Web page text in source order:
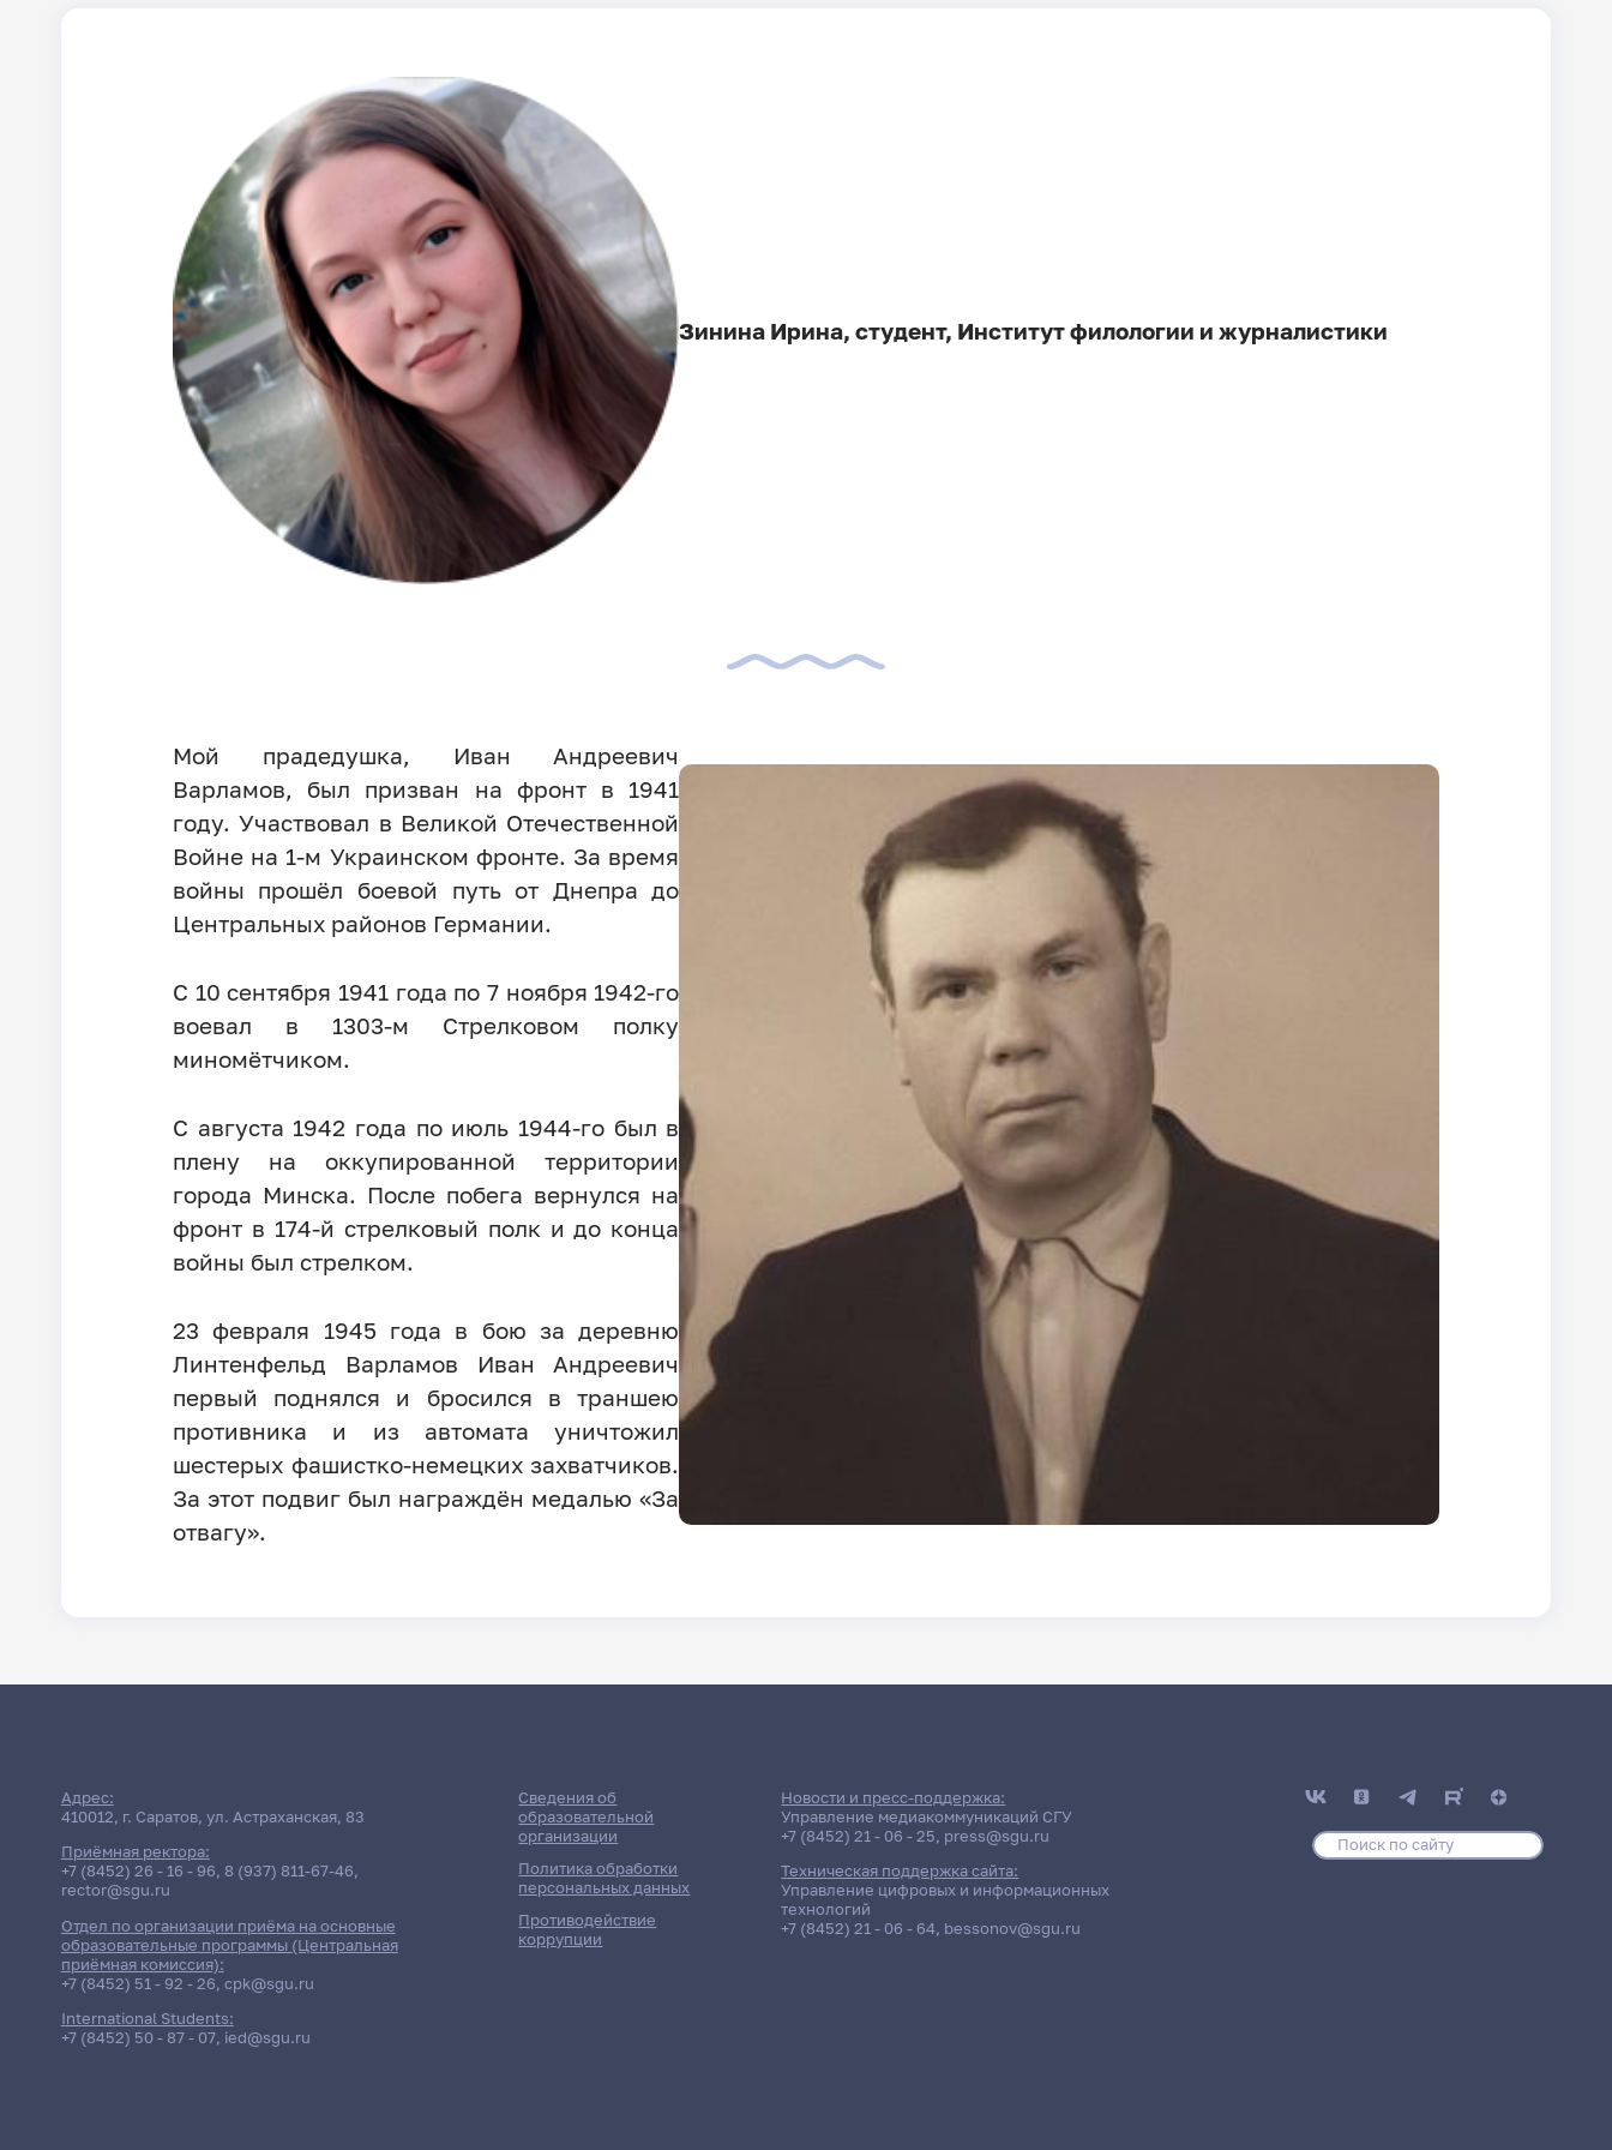
Зинина Ирина, студент, Институт филологии и журналистики
Мой прадедушка, Иван Андреевич
Варламов, был призван на фронт в 1941
году. Участвовал в Великой Отечественной
Войне на 1-м Украинском фронте. За время
войны прошёл боевой путь от Днепра до
Центральных районов Германии.
С 10 сентября 1941 года по 7 ноября 1942-го
воевал в 1303-м Стрелковом полку
миномётчиком.
С августа 1942 года по июль 1944-го был в
плену на оккупированной территории
города Минска. После побега вернулся на
фронт в 174-й стрелковый полк и до конца
войны был стрелком.
23 февраля 1945 года в бою за деревню
Линтенфельд Варламов Иван Андреевич
первый поднялся и бросился в траншею
противника и из автомата уничтожил
шестерых фашистко-немецких захватчиков.
За этот подвиг был награждён медалью «За
отвагу».
Адрес:
410012, г. Саратов, ул. Астраханская, 83
Приёмная ректора:
+7 (8452) 26 - 16 - 96, 8 (937) 811-67-46,
rector@sgu.ru
Отдел по организации приёма на основные
образовательные программы (Центральная
приёмная комиссия):
+7 (8452) 51 - 92 - 26, cpk@sgu.ru
International Students:
+7 (8452) 50 - 87 - 07, ied@sgu.ru
Сведения об
образовательной
организации
Политика обработки
персональных данных
Противодействие
коррупции
Новости и пресс-поддержка:
Управление медиакоммуникаций СГУ
+7 (8452) 21 - 06 - 25, press@sgu.ru
Техническая поддержка сайта:
Управление цифровых и информационных
технологий
+7 (8452) 21 - 06 - 64, bessonov@sgu.ru